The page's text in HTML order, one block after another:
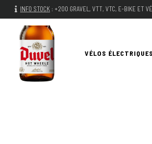
INFO STOCK : +200 GRAVEL, VTT, VTC, E-BIKE ET
VÉLOS ÉLECTRIQUES